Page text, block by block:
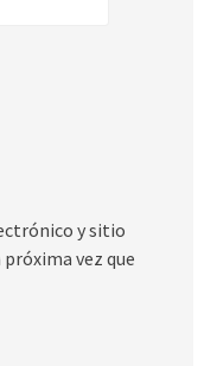
y sitio
vez que